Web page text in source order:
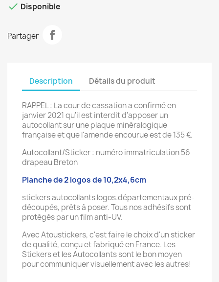
 Disponible
Partager
Description Détails du produit
RAPPEL : La cour de cassation a confirmé en
janvier 2021 qu'il est interdit d'apposer un
autocollant sur une plaque minéralogique
française et que l'amende encourue est de 135 €.
Autocollant/Sticker : numéro immatriculation 56
drapeau Breton
Planche de 2 logos de 10,2x4,6cm
stickers autocollants logos.départementaux pré-
découpés, prêts à poser. Tous nos adhésifs sont
protégés par un film anti-UV.
Avec Atoustickers, c'est faire le choix d'un sticker
de qualité, conçu et fabriqué en France. Les
Stickers et les Autocollants sont le bon moyen
pour communiquer visuellement avec les autres!